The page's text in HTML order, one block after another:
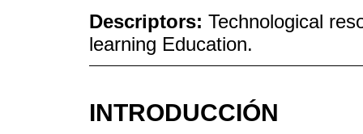
Descriptors: Technological
learning Education.
INTRODUCCIÓN